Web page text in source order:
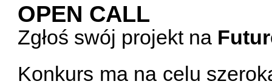
OPEN CALL
Zgłoś swój projekt na
Konkurs ma na celu